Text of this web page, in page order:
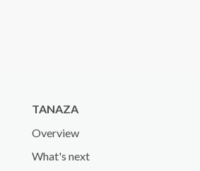
TANAZA
Overview
What's next